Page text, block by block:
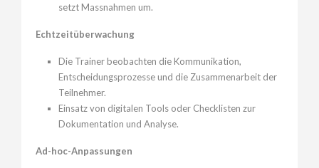
setzt Massnahmen um.
Echtzeitüberwachung
Die Trainer beobachten die Kommunikation,
Entscheidungsprozesse und die Zusammenarbeit der
Teilnehmer.
Einsatz von digitalen Tools oder Checklisten zur
Dokumentation und Analyse.
Ad-hoc-Anpassungen